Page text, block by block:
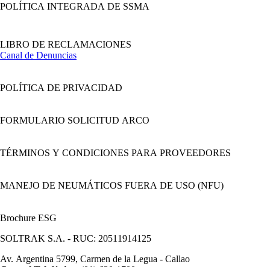
POLÍTICA INTEGRADA DE SSMA
LIBRO DE RECLAMACIONES
Canal de Denuncias
POLÍTICA DE PRIVACIDAD
FORMULARIO SOLICITUD ARCO
TÉRMINOS Y CONDICIONES PARA PROVEEDORES
MANEJO DE NEUMÁTICOS FUERA DE USO (NFU)
Brochure ESG
SOLTRAK S.A. - RUC: 20511914125
Av. Argentina 5799, Carmen de la Legua - Callao